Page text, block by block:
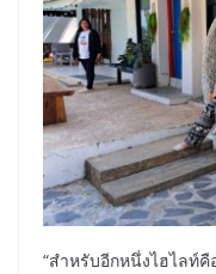
“สำหรับอีกหนึ่งไฮไลท์